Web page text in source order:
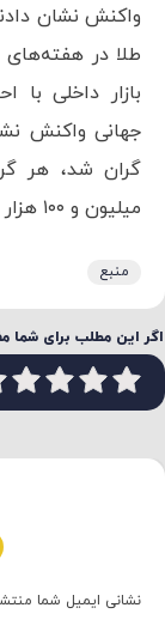
واکنش نشان
طلا در هفته‌های
بازار داخلی
میلیون و ۱۰۰ هزار تومان رفت.
منبع
اگر این مطلب برای شما
نشانی ایمیل شما